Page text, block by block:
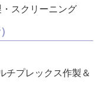
スクリーニング
チプレックス作製＆